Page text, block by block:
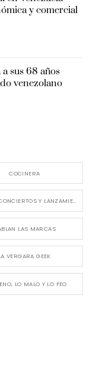
y comercial
sus 68 años
venezolano
COCINERA
EVENTOS, CONCIERTOS Y LANZAMIENTOS
LAS MARCAS
VERGARA GEEK
LO MALO Y LO FEO